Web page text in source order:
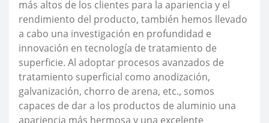
más altos de los clientes para la apariencia y el
rendimiento del producto, también hemos llevado
a cabo una investigación en profundidad e
innovación en tecnología de tratamiento de
superficie. Al adoptar procesos avanzados de
tratamiento superficial como anodización,
galvanización, chorro de arena, etc., somos
capaces de dar a los productos de aluminio una
apariencia más hermosa y una excelente